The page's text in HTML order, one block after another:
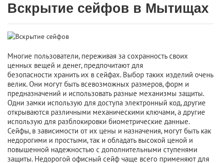
Вскрытие сейфов в Мытищах
Многие пользователи, переживая за сохранность своих
ценных вещей и денег, предпочитают для
безопасности хранить их в сейфах. Выбор таких изделий очень
велик. Они могут быть всевозможных размеров, форм и
предназначений и использовать разные механизмы защиты.
Одни замки использую для доступа электронный код, другие
открываются различными механическими ключами, а другие
использую для разблокировки биометрические данные.
Сейфы, в зависимости от их цены и назначения, могут быть как
недорогими и простыми, так и обладать высокой ценой и
повышенной надежностью с дополнительными ступенями
защиты. Недорогой офисный сейф чаще всего применяют для